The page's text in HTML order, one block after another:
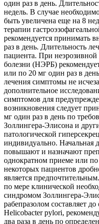
один раз в день.
недель. В случае
быть увеличена еще на 8
терапии
рекомендуется принимать
раз в день. Длительность
пациента. При неэрозивной
болезни (НЭРБ)
или по 20 мг один раз в
лечения симптомы не
дополнительное
симптомов для
возникновения следует
мг один раз в день по
Золлингера-Элисона и
патологической
индивидуально. Начальная
повышают и назначают
однократном приеме или
некоторых пациентов
является
по мере клинической
синдромом Золлингера-
рабепразолом составляет
Helicobacter pylori,
два раза в день по